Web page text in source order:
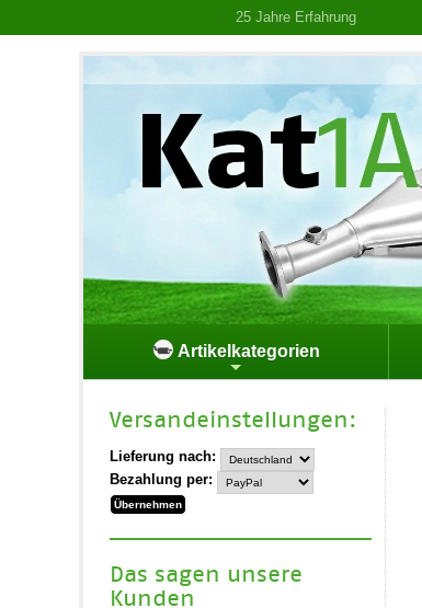
25 Jahre Erfahrung
Artikelkategorien
Versand­einstellungen:
Lieferung nach:
Bezahlung per:
Das sagen unsere
Kunden